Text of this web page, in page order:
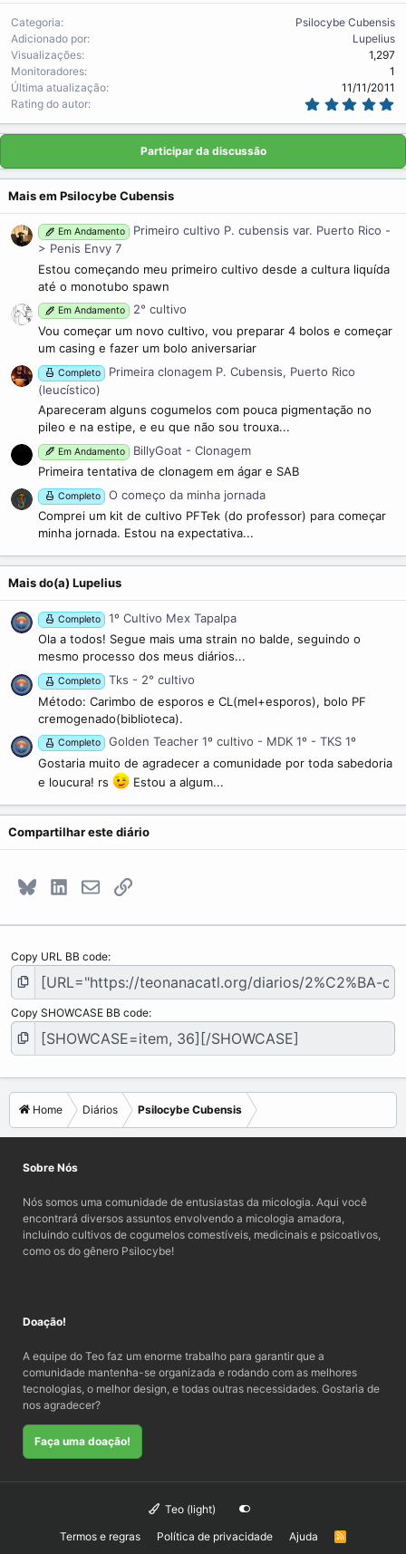
Categoria
Psilocybe Cubensis
Adicionado por
Lupelius
Visualizações
1,297
Monitoradores
1
Última atualização
11/11/2011
Rating do autor
0
0
t
r
a
Participar da discussão
Mais em Psilocybe Cubensis
Em Andamento
Primeiro cultivo P. cubensis var. Puerto Rico -
> Penis Envy 7
Estou começando meu primeiro cultivo desde a cultura liquída
até o monotubo spawn
Em Andamento
2° cultivo
Vou começar um novo cultivo, vou preparar 4 bolos e começar
um casing e fazer um bolo aniversariar
Completo
Primeira clonagem P. Cubensis, Puerto Rico
(leucístico)
Apareceram alguns cogumelos com pouca pigmentação no
pileo e na estipe, e eu que não sou trouxa...
Em Andamento
BillyGoat - Clonagem
Primeira tentativa de clonagem em ágar e SAB
Completo
O começo da minha jornada
Comprei um kit de cultivo PFTek (do professor) para começar
minha jornada. Estou na expectativa...
Mais do(a) Lupelius
Completo
1º Cultivo Mex Tapalpa
Ola a todos! Segue mais uma strain no balde, seguindo o
mesmo processo dos meus diários...
Completo
Tks - 2° cultivo
Método: Carimbo de esporos e CL(mel+esporos), bolo PF
cremogenado(biblioteca).
Completo
Golden Teacher 1º cultivo - MDK 1º - TKS 1º
Gostaria muito de agradecer a comunidade por toda sabedoria
e loucura! rs
Estou a algum...
Compartilhar este diário
Bluesky LinkedInE-mailLink
Copy URL BB code
Copy SHOWCASE BB code
Home Diários Psilocybe Cubensis
Sobre Nós
Nós somos uma comunidade de entusiastas da micologia. Aqui você
encontrará diversos assuntos envolvendo a micologia amadora,
incluindo cultivos de cogumelos comestíveis, medicinais e psicoativos,
como os do gênero Psilocybe!
Doação!
A equipe do Teo faz um enorme trabalho para garantir que a
comunidade mantenha-se organizada e rodando com as melhores
tecnologias, o melhor design, e todas outras necessidades. Gostaria de
nos agradecer?
Faça uma doação!
Teo (light)
Termos e regras
Política de privacidade Ajuda
R